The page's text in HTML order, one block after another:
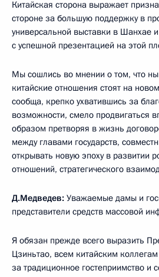
Китайская сторона выражает
стороне за большую поддержку в
универсальной выставки в Шанхае
с успешной презентацией на этой
Мы сошлись во мнении о том, что
китайские отношения стоят на
сообща, крепко ухватившись за
возможности, смело продвигаться
образом претворяя в жизнь
между главами государств,
открывать новую эпоху в развитии
отношений, стратегического
Д.Медведев: Уважаемые дамы и
представители средств массовой
Я обязан прежде всего выразить
Цзиньтао, всем китайским
за традиционное гостеприимство и